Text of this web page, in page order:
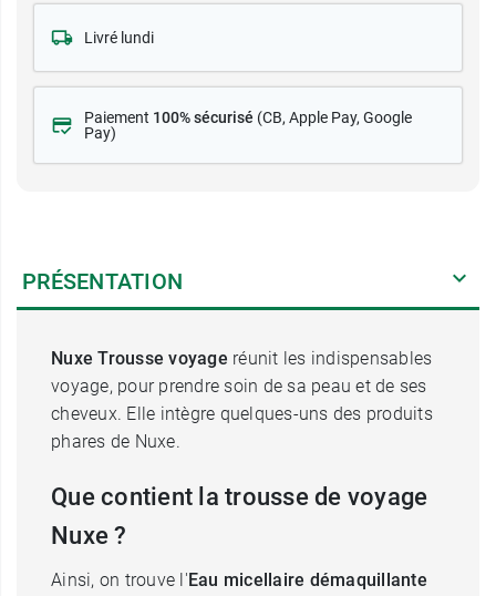
Livré lundi
Paiement 100% sécurisé (CB, Apple Pay, Google
Pay)
PRÉSENTATION
Nuxe Trousse voyage réunit les indispensables
voyage, pour prendre soin de sa peau et de ses
cheveux. Elle intègre quelques-uns des produits
phares de Nuxe.
Que contient la trousse de voyage
Nuxe ?
Ainsi, on trouve l'Eau micellaire démaquillante